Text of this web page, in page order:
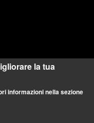
la tua
informazioni nella sezione